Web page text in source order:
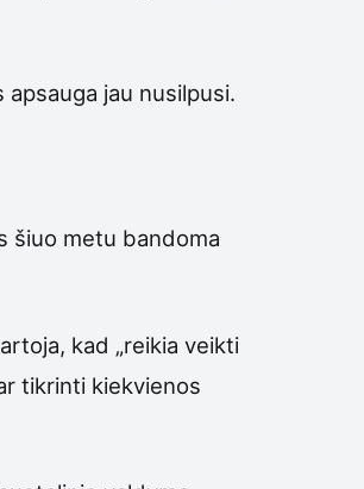
jau nusilpusi.
šiuo metu bandoma
kad „reikia veikti
tikrinti kiekvienos